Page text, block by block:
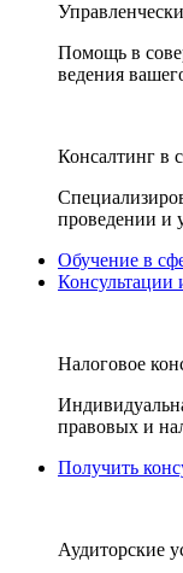
Помощь в
ведения
Консалтинг в
проведении и
Обучение в
Консультации
Налоговое
правовых и
Получить
Аудиторские